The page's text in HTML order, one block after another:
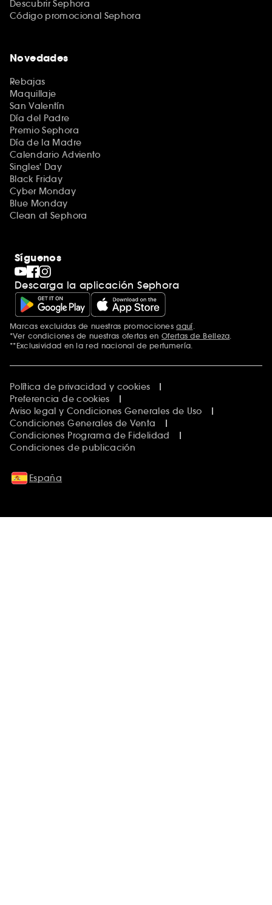
Descubrir Sephora
Código promocional Sephora
Novedades
Rebajas
Maquillaje
San Valentín
Día del Padre
Premio Sephora
Día de la Madre
Calendario Adviento
Singles' Day
Black Friday
Cyber Monday
Blue Monday
Clean at Sephora
Síguenos
Descarga la aplicación Sephora
Marcas excluidas de nuestras promocionesaquí.
*Ver condiciones de nuestras ofertas en Ofertas de Belleza.
**Exclusividad en la red nacional de perfumería.
Política de privacidad y cookies
Preferencia de cookies
Aviso legal y Condiciones Generales de Uso
Condiciones Generales de Venta
Condiciones Programa de Fidelidad
Condiciones de publicación
España